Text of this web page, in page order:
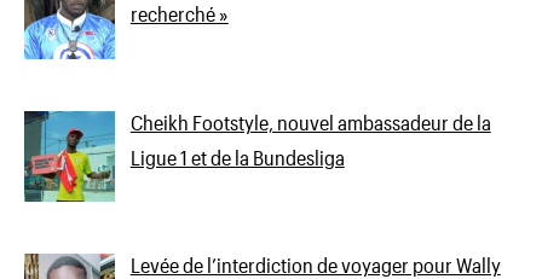
recherché »
Cheikh Footstyle, nouvel ambassadeur de la
Ligue 1 et de la Bundesliga
Levée de l’interdiction de voyager pour Wally